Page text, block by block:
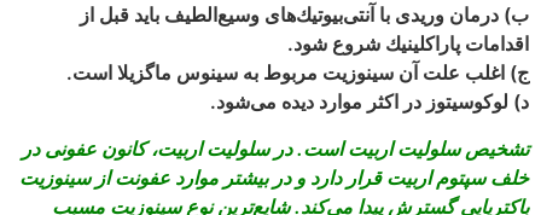
ب) درمان وريدى با آنتى‌‏بيوتيك‌‏هاى وسيع‌‏الطيف بايد قبل از
اقدامات پاراكلينيك شروع شود.
ج) اغلب علت آن سينوزيت مربوط به سينوس ماگزيلا است.
د) لوكوسيتوز در اكثر موارد ديده مى‌‏شود.
تشخیص سلولیت اربیت است. در سلوليت اربيت، كانون عفونى در
خلف سپتوم اربيت قرار دارد و در بيشتر موارد عفونت از سينوزيت
باكتريايى گسترش پيدا مى‏‌كند. شايع‏‌ترين نوع سينوزيت مسبب